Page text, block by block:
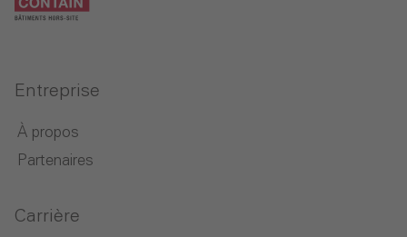
Entreprise
À propos
Partenaires
Carrière